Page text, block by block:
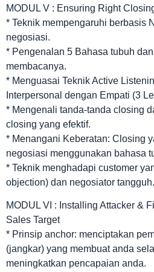
MODUL V : Ensuring Right
* Teknik mempengaruhi berbasis
negosiasi.
* Pengenalan 5 Bahasa tubuh
membacanya.
* Menguasai Teknik Active
Interpersonal dengan Empati (3
* Mengenali tanda-tanda closing
closing yang efektif.
* Menangani Keberatan: Closing
negosiasi menggunakan bahasa
* Teknik menghadapi customer
objection) dan negosiator tangguh.
MODUL VI : Installing Attacker &
Sales Target
* Prinsip anchor: menciptakan
(jangkar) yang membuat anda
meningkatkan pencapaian anda.